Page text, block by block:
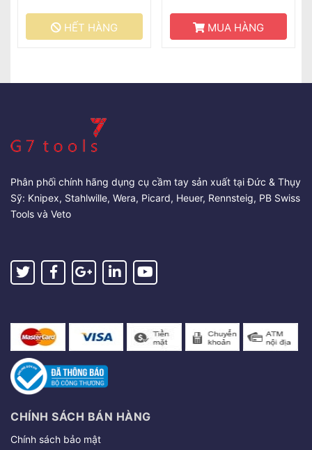
HẾT HÀNG MUA HÀNG
Phân phối chính hãng dụng cụ cầm tay sản xuất tại Đức & Thụy
Sỹ: Knipex, Stahlwille, Wera, Picard, Heuer, Rennsteig, PB Swiss
Tools và Veto
CHÍNH SÁCH BÁN HÀNG
Chính sách bảo mật